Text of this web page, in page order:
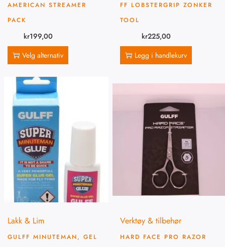
AMERICAN STREAMER
PACK
kr199,00
Velg alternativ
FF LOBSTERGRIP ZONKER
TOOL
kr225,00
Legg i handlekurv
Lakk & Lim
GULFF MINUTEMAN, GEL
Verktøy & tilbehør
HARD FACE PRO RAZOR